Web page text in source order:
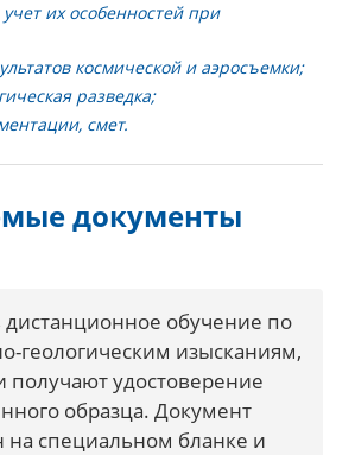
учет их особенностей при
космической и аэросъемки;
разведка;
смет.
документы
обучение по
геологическим изысканиям,
получают удостоверение
образца. Документ
на специальном бланке и